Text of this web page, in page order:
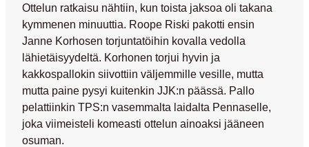
Ottelun ratkaisu nähtiin, kun toista jaksoa oli takana
kymmenen minuuttia. Roope Riski pakotti ensin
Janne Korhosen torjuntatöihin kovalla vedolla
lähietäisyydeltä. Korhonen torjui hyvin ja
kakkospallokin siivottiin väljemmille vesille, mutta
mutta paine pysyi kuitenkin JJK:n päässä. Pallo
pelattiinkin TPS:n vasemmalta laidalta Pennaselle,
joka viimeisteli komeasti ottelun ainoaksi jääneen
osuman.